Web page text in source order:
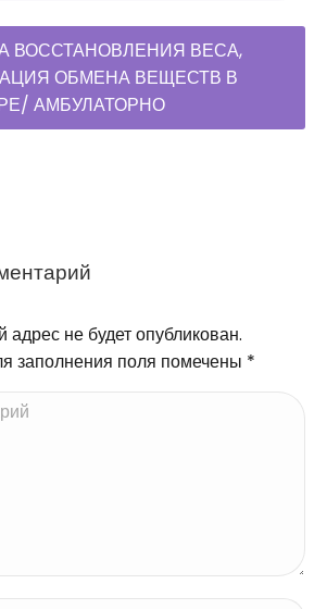
ВОССТАНОВЛЕНИЯ ВЕСА,
ОБМЕНА ВЕЩЕСТВ В
АМБУЛАТОРНО
не будет опубликован.
заполнения поля помечены *